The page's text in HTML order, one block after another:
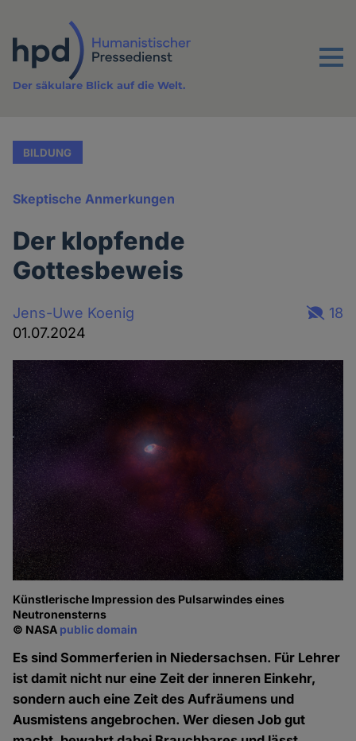
Inhalt
Menu
Der säkulare Blick auf die Welt.
BILDUNG
Skeptische Anmerkungen
Der klopfende
Gottesbeweis
Jens-Uwe Koenig
01.07.2024
18
Künstlerische Impression des Pulsarwindes eines
Neutronensterns
© NASA public domain
Es sind Sommerferien in Niedersachsen. Für Lehrer
ist damit nicht nur eine Zeit der inneren Einkehr,
sondern auch eine Zeit des Aufräumens und
Ausmistens angebrochen. Wer diesen Job gut